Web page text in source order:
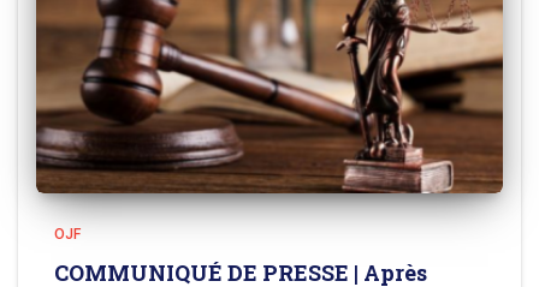
OJF
COMMUNIQUÉ DE PRESSE | Après